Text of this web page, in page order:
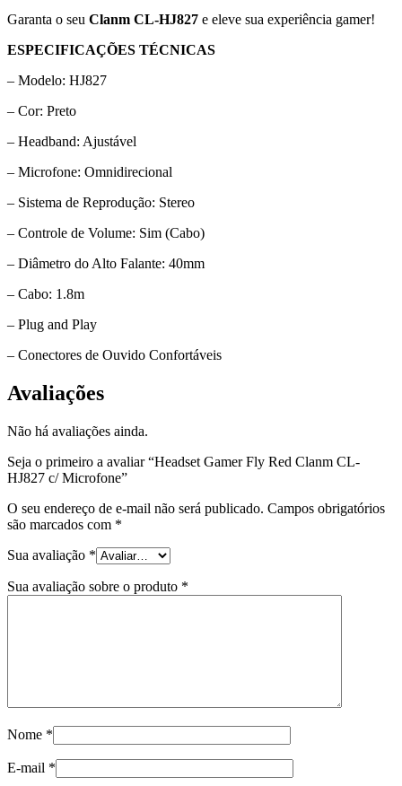
Garanta o seu Clanm CL-HJ827 e eleve sua experiência gamer!
ESPECIFICAÇÕES TÉCNICAS
– Modelo: HJ827
– Cor: Preto
– Headband: Ajustável
– Microfone: Omnidirecional
– Sistema de Reprodução: Stereo
– Controle de Volume: Sim (Cabo)
– Diâmetro do Alto Falante: 40mm
– Cabo: 1.8m
– Plug and Play
– Conectores de Ouvido Confortáveis
Avaliações
Não há avaliações ainda.
Seja o primeiro a avaliar “Headset Gamer Fly Red Clanm CL-
HJ827 c/ Microfone”
O seu endereço de e-mail não será publicado. Campos obrigatórios
são marcados com *
Sua avaliação *
Sua avaliação sobre o produto *
Nome *
E-mail *